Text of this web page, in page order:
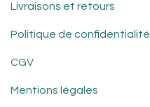
Livraisons et retours
Politique de confidentialité
CGV
Mentions légales